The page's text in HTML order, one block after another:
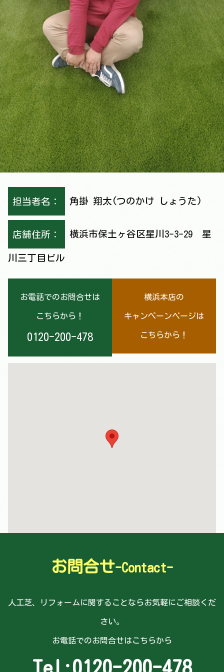
担当者名： 角掛 翔太(つのかけ しょうた)
店舗住所： 横浜市保土ヶ谷区星川3-3-29 星
川三丁目ビル
お電話でのお問合せは
こちらから！
0120-200-478
横浜本店の
キャンぺーンページは
こちらから！
お問合せ-Contact-
人工芝、リフォームに関することならお気軽にご相談くだ
さい。
お電話でのお問合せはこちらから
Tel:0120-200-478